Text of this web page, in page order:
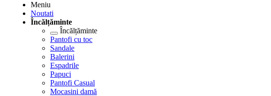
Meniu
Noutati
Încălțăminte
Încălțăminte
Pantofi cu toc
Sandale
Balerini
Espadrile
Papuci
Pantofi Casual
Mocasini damă